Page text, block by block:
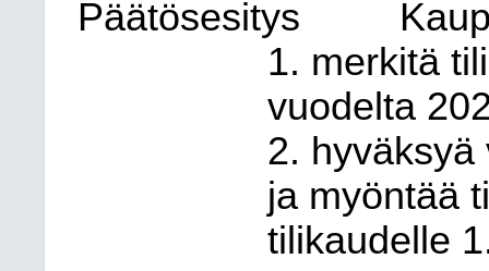
Päätösesitys
1. merkitä
vuodelta
2. hyväksyä
ja myöntää
tilikaudelle